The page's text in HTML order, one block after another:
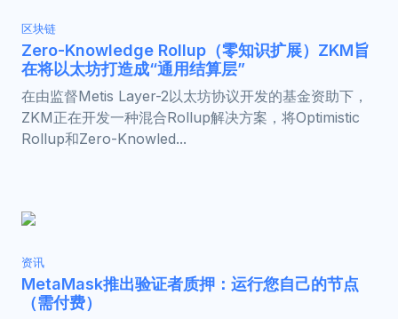
区块链
Zero-Knowledge Rollup（零知识扩展）ZKM旨
在将以太坊打造成“通用结算层”
在由监督Metis Layer-2以太坊协议开发的基金资助下，
ZKM正在开发一种混合Rollup解决方案，将Optimistic
Rollup和Zero-Knowled...
资讯
MetaMask推出验证者质押：运行您自己的节点
（需付费）